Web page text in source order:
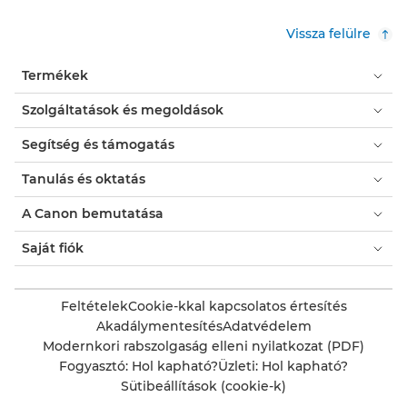
Vissza felülre
Termékek
Szolgáltatások és megoldások
Segítség és támogatás
Tanulás és oktatás
A Canon bemutatása
Saját fiók
FeltételekCookie-kkal kapcsolatos értesítés
AkadálymentesítésAdatvédelem
Modernkori rabszolgaság elleni nyilatkozat (PDF)
Fogyasztó: Hol kapható?Üzleti: Hol kapható?
Sütibeállítások (cookie-k)